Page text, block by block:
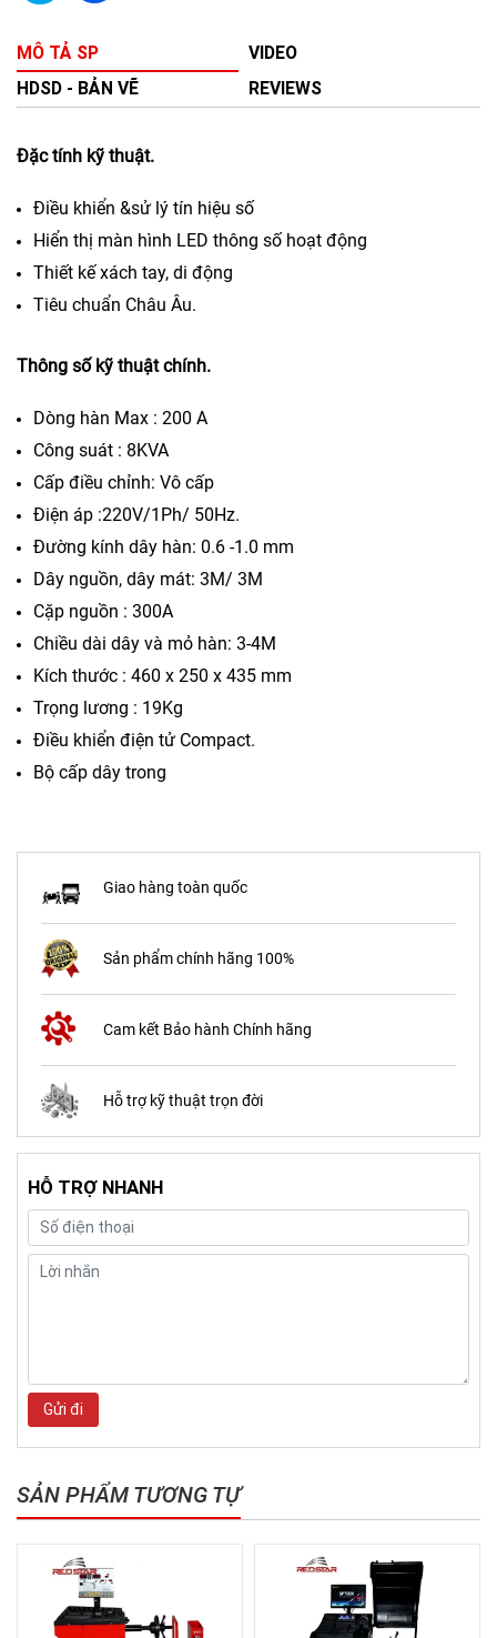
MÔ TẢ SP
VIDEO
HDSD - BẢN VẼ
REVIEWS
Đặc tính kỹ thuật.
Điều khiển &sử lý tín hiệu số
Hiển thị màn hình LED thông số hoạt động
Thiết kế xách tay, di động
Tiêu chuẩn Châu Âu.
Thông số kỹ thuật chính.
Dòng hàn Max : 200 A
Công suát : 8KVA
Cấp điều chỉnh: Vô cấp
Điện áp :220V/1Ph/ 50Hz.
Đường kính dây hàn: 0.6 -1.0 mm
Dây nguồn, dây mát: 3M/ 3M
Cặp nguồn : 300A
Chiều dài dây và mỏ hàn: 3-4M
Kích thước : 460 x 250 x 435 mm
Trọng lương : 19Kg
Điều khiển điện tử Compact.
Bộ cấp dây trong
Giao hàng toàn quốc
Sản phẩm chính hãng 100%
Cam kết Bảo hành Chính hãng
Hỗ trợ kỹ thuật trọn đời
HỖ TRỢ NHANH
Gửi đi
SẢN PHẨM TƯƠNG TỰ